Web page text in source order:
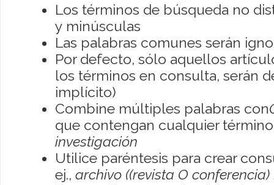
Los términos de búsqueda no
y minúsculas
Las palabras comunes serán
Por defecto, sólo aquellos
los términos en consulta, serán
implícito)
Combine múltiples palabras con
que contengan cualquier
investigación
Utilice paréntesis para crear
ej., archivo ((revista O conferencia)